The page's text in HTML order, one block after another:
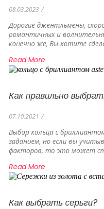
08.03.2023 /
Дорогие джентльмены,
романтичных и
конечно же, Вы хотите
Read More
Как правильно
07.10.2021 /
Выбор кольца с
заданием, но если вы
факторов, то это может
Read More
Как выбрать серьги?